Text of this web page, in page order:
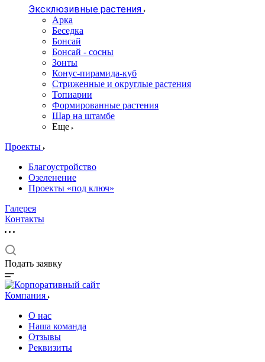
Эксклюзивные растения
Арка
Беседка
Бонсай
Бонсай - сосны
Зонты
Конус-пирамида-куб
Стриженные и округлые растения
Топиарии
Формированные растения
Шар на штамбе
Еще
Проекты
Благоустройство
Озеленение
Проекты «под ключ»
Галерея
Контакты
Подать заявку
Компания
О нас
Наша команда
Отзывы
Реквизиты